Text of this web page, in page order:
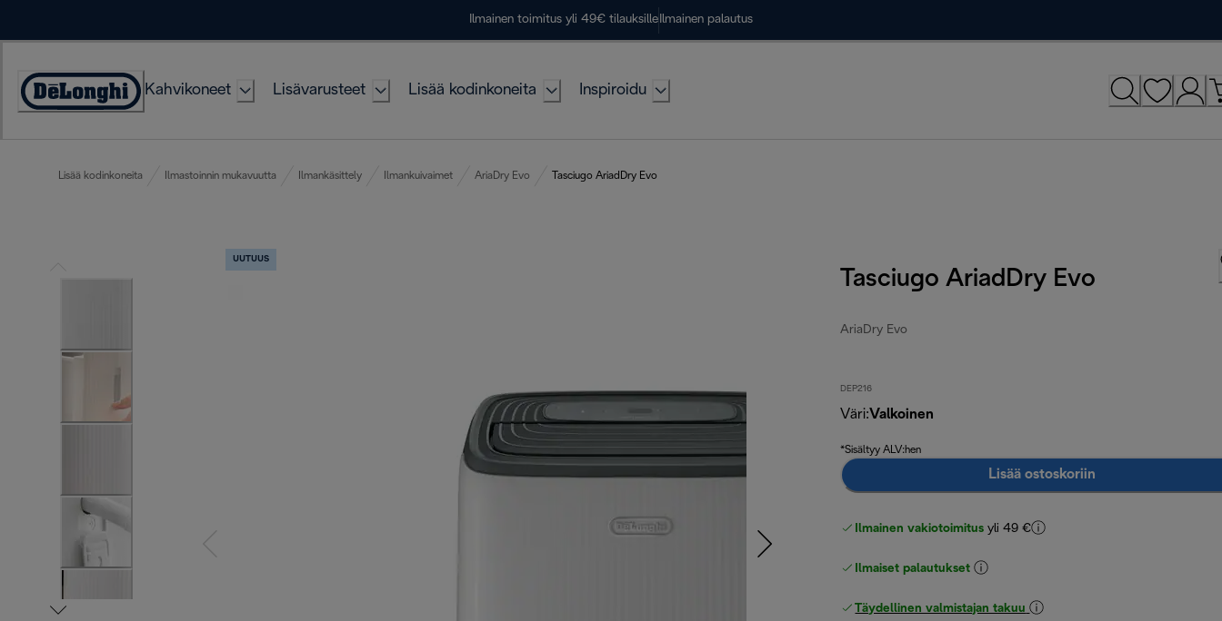
Ilmainen toimitus yli 49€ tilauksille Ilmainen palautus
Accessibility
Kahvikoneet Lisävarusteet Lisää kodinkoneita Inspiroidu
Lisää kodinkoneita Ilmastoinnin mukavuutta Ilmankäsittely Ilmankuivaimet AriaDry Evo Tasciugo AriadDry Evo
UUTUUS
Tasciugo AriadDry Evo
AriaDry Evo
DEP216
Väri:Valkoinen
*Sisältyy ALV:hen
Lisää ostoskoriin
Ilmainen vakiotoimitus yli 49 €
Ilmaiset palautukset
Täydellinen valmistajan takuu